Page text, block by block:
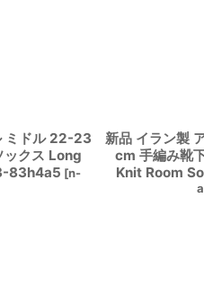
ミドル 22-23
ックス Long
83h4a5 [n-
新品 イラン製
cm 手編み靴
Knit Room